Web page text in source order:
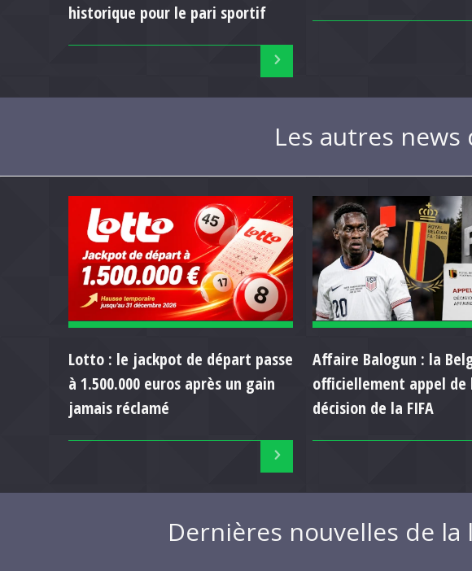
historique pour le pari sportif
Les autres
Lotto : le jackpot de départ passe
à 1.500.000 euros après un gain
jamais réclamé
Affaire Balogun : la
officiellement appel de
décision de la FIFA
Dernières nouvelles de